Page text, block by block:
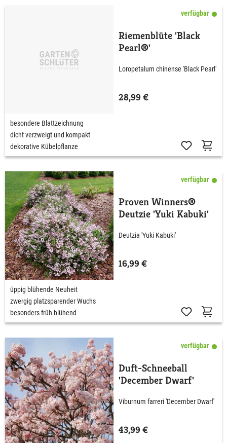
verfügbar
Riemenblüte 'Black
Pearl®'
Loropetalum chinense 'Black Pearl'
28,99 €
besondere Blattzeichnung
dicht verzweigt und kompakt
dekorative Kübelpflanze
verfügbar
Proven Winners®
Deutzie 'Yuki Kabuki'
Deutzia 'Yuki Kabuki'
16,99 €
üppig blühende Neuheit
zwergig platzsparender Wuchs
besonders früh blühend
verfügbar
Duft-Schneeball
'December Dwarf'
Viburnum farreri 'December Dwarf'
43,99 €